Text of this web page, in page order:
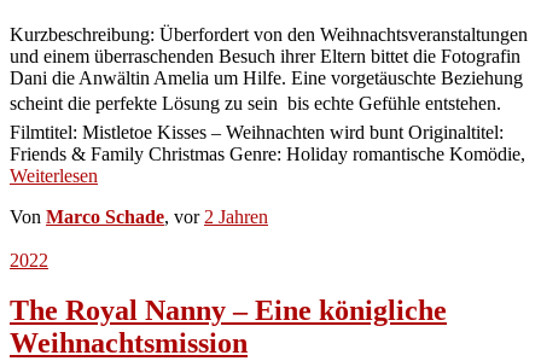
Kurzbeschreibung: Überfordert von den Weihnachtsveranstaltungen
und einem überraschenden Besuch ihrer Eltern bittet die Fotografin
Dani die Anwältin Amelia um Hilfe. Eine vorgetäuschte Beziehung
scheint die perfekte Lösung zu sein  bis echte Gefühle entstehen.
Filmtitel: Mistletoe Kisses – Weihnachten wird bunt Originaltitel:
Friends & Family Christmas Genre: Holiday romantische Komödie,
Weiterlesen
Von Marco Schade, vor 2 Jahren
2022
The Royal Nanny – Eine königliche
Weihnachtsmission